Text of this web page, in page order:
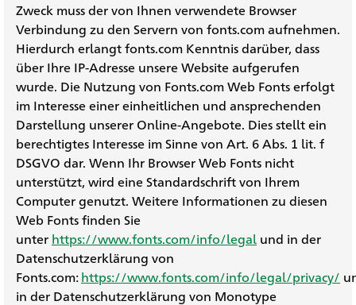
Zweck muss der von Ihnen verwendete Browser
Verbindung zu den Servern von fonts.com aufnehmen.
Hierdurch erlangt fonts.com Kenntnis darüber, dass
über Ihre IP-Adresse unsere Website aufgerufen
wurde. Die Nutzung von Fonts.com Web Fonts erfolgt
im Interesse einer einheitlichen und ansprechenden
Darstellung unserer Online-Angebote. Dies stellt ein
berechtigtes Interesse im Sinne von Art. 6 Abs. 1 lit. f
DSGVO dar. Wenn Ihr Browser Web Fonts nicht
unterstützt, wird eine Standardschrift von Ihrem
Computer genutzt. Weitere Informationen zu diesen
Web Fonts finden Sie
unter https://www.fonts.com/info/legal und in der
Datenschutzerklärung von
Fonts.com:https://www.fonts.com/info/legal/privacy/
in der Datenschutzerklärung von Monotype